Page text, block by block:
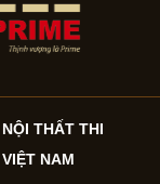
THẤT THI
NAM